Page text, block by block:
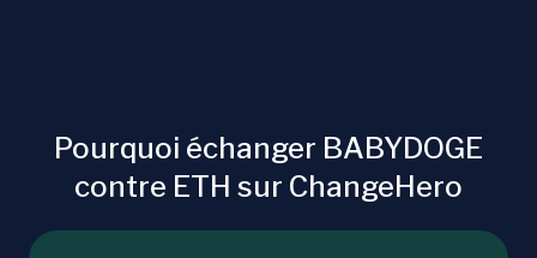
Pourquoi échanger BABYDOGE
contre ETH sur ChangeHero